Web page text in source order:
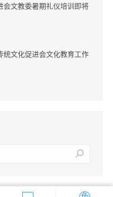
会文教委暑期礼仪培训即将
统文化促进会文化教育工作